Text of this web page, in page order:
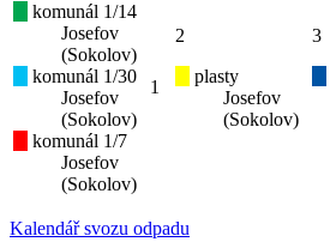
komunál 1/14
Josefov
(Sokolov)
komunál 1/30
Josefov
(Sokolov)
komunál 1/7
Josefov
(Sokolov)
1
2
plasty
Josefov
(Sokolov)
3
Kalendář svozu odpadu